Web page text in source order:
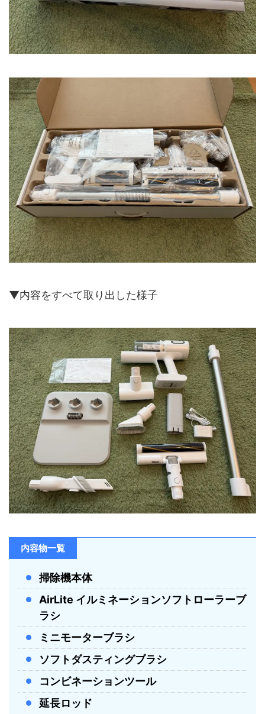
▼内容をすべて取り出した様子
内容物一覧
掃除機本体
AirLite イルミネーションソフトローラーブ
ラシ
ミニモーターブラシ
ソフトダスティングブラシ
コンビネーションツール
延長ロッド